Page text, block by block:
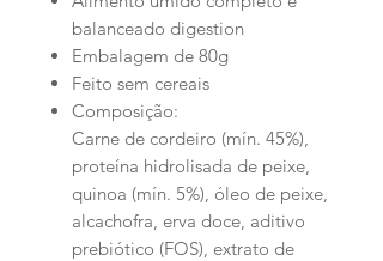
balanceado digestion
Embalagem de 80g
Feito sem cereais
Composição:
Carne de cordeiro (mín. 45%),
proteína hidrolisada de peixe,
quinoa (mín. 5%), óleo de peixe,
alcachofra, erva doce, aditivo
prebiótico (FOS), extrato de